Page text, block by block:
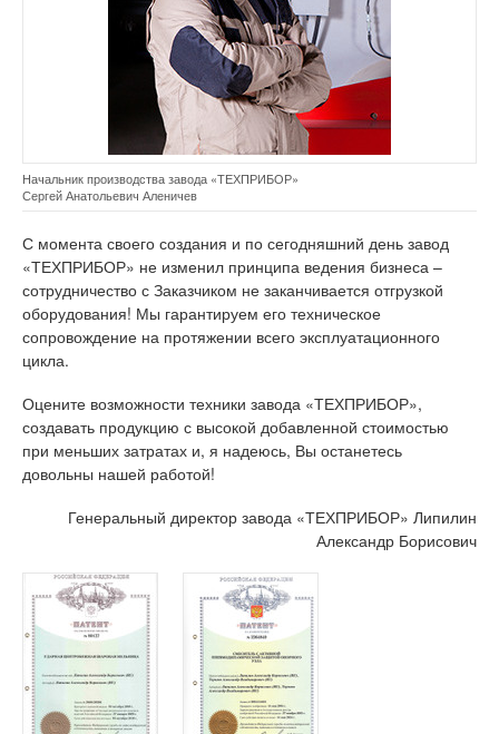
Начальник производства завода «ТЕХПРИБОР»
Сергей Анатольевич Аленичев
С момента своего создания и по сегодняшний день завод
«ТЕХПРИБОР» не изменил принципа ведения бизнеса –
сотрудничество с Заказчиком не заканчивается отгрузкой
оборудования! Мы гарантируем его техническое
сопровождение на протяжении всего эксплуатационного
цикла.
Оцените возможности техники завода «ТЕХПРИБОР»,
создавать продукцию с высокой добавленной стоимостью
при меньших затратах и, я надеюсь, Вы останетесь
довольны нашей работой!
Генеральный директор завода «ТЕХПРИБОР» Липилин
Александр Борисович